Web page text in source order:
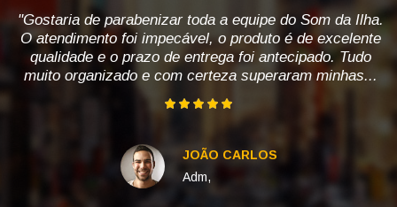
"Gostaria de parabenizar toda a equipe do Som da Ilha.
O atendimento foi impecável, o produto é de excelente
qualidade e o prazo de entrega foi antecipado. Tudo
muito organizado e com certeza superaram minhas...
JOÃO CARLOS
Adm